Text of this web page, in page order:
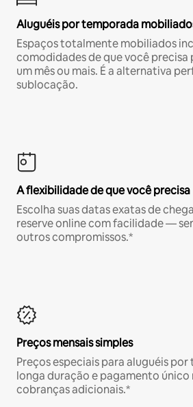
Aluguéis por temporada
Espaços totalmente mobiliados
comodidades de que você precisa
um mês ou mais. É a alternativa
sublocação.
A flexibilidade de que você precisa
Escolha suas datas exatas de
reserve online com facilidade —
outros compromissos.*
Preços mensais simples
Preços especiais para aluguéis
longa duração e pagamento único
cobranças adicionais.*